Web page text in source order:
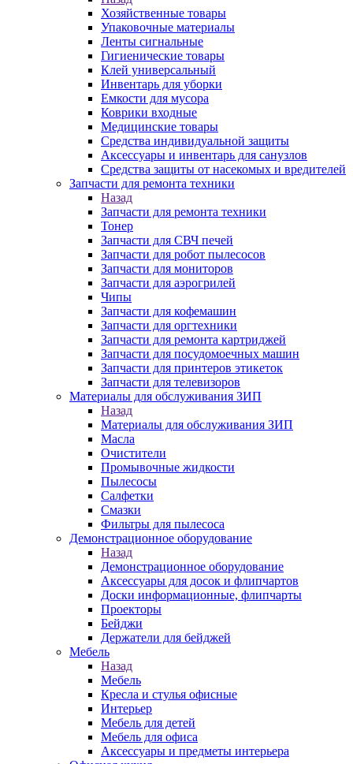
Хозяйственные товары
Упаковочные материалы
Ленты сигнальные
Гигиенические товары
Клей универсальный
Инвентарь для уборки
Емкости для мусора
Коврики входные
Медицинские товары
Средства индивидуальной защиты
Аксессуары и инвентарь для санузлов
Средства защиты от насекомых и вредителей
Запчасти для ремонта техники
Назад
Запчасти для ремонта техники
Тонер
Запчасти для СВЧ печей
Запчасти для робот пылесосов
Запчасти для мониторов
Запчасти для аэрогрилей
Чипы
Запчасти для кофемашин
Запчасти для оргтехники
Запчасти для ремонта картриджей
Запчасти для посудомоечных машин
Запчасти для принтеров этикеток
Запчасти для телевизоров
Материалы для обслуживания ЗИП
Назад
Материалы для обслуживания ЗИП
Масла
Очистители
Промывочные жидкости
Пылесосы
Салфетки
Смазки
Фильтры для пылесоса
Демонстрационное оборудование
Назад
Демонстрационное оборудование
Аксессуары для досок и флипчартов
Доски информационные, флипчарты
Проекторы
Бейджи
Держатели для бейджей
Мебель
Назад
Мебель
Кресла и стулья офисные
Интерьер
Мебель для детей
Мебель для офиса
Аксессуары и предметы интерьера